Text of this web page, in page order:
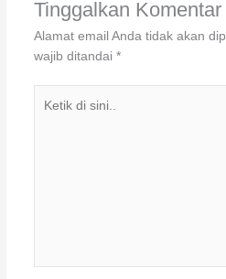
Tinggalkan Komentar
Alamat email Anda tidak akan
wajib ditandai *